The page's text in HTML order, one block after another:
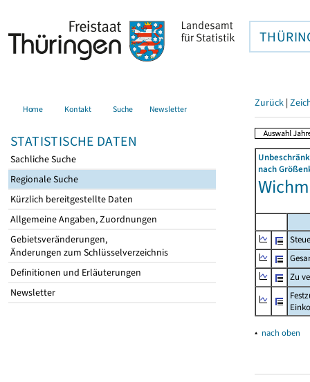
Home Kontakt Suche Newsletter
STATISTISCHE DATEN
Sachliche Suche
Regionale Suche
Kürzlich bereitgestellte Daten
Allgemeine Angaben, Zuordnungen
Gebietsveränderungen,
Änderungen zum Schlüsselverzeichnis
Definitionen und Erläuterungen
Newsletter
Zurück |
nach
Zu
▴ nach oben